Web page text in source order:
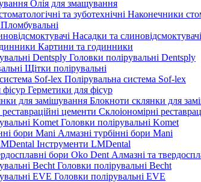
Олія для змащування
Наконечники
Пломбувальні
Насадки та слиновідсмоктувачі
Картини та годинники
Головки полірувальні Dentsply
Щітки полірувальні
Полірувальна система Sof-lex
Герметики для фісур
Блокноти склянки для
Склоіономірні
Головки полірувальні Komet
Алмазні турбінні бори Mani
Інструменти LMDental
Алмазні та
Головки полірувальні Becht
Головки полірувальні EVE